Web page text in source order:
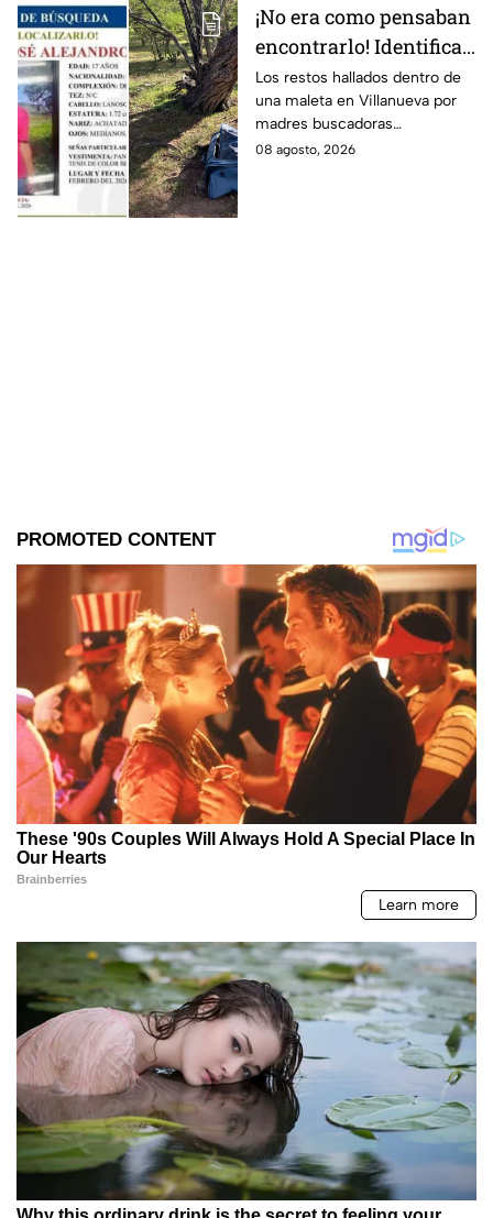
¡No era como pensaban
encontrarlo! Identifican
a menor de 17 años s1n
v1da dentro de una
maleta
Los restos hallados dentro de
una maleta en Villanueva por
madres buscadoras
pertenecen a un menor de 17
08 agosto, 2026